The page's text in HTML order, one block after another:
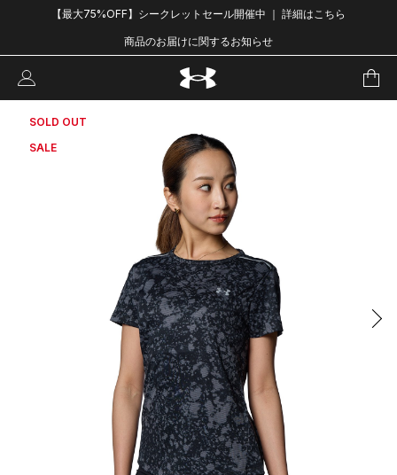
【最大75%OFF】シークレットセール開催中 ｜ 詳細はこちら
商品のお届けに関するお知らせ
SOLD OUT
SALE